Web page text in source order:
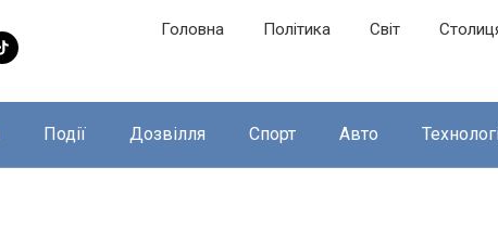
Головна Політика Світ
Події Дозвілля Спорт Авто